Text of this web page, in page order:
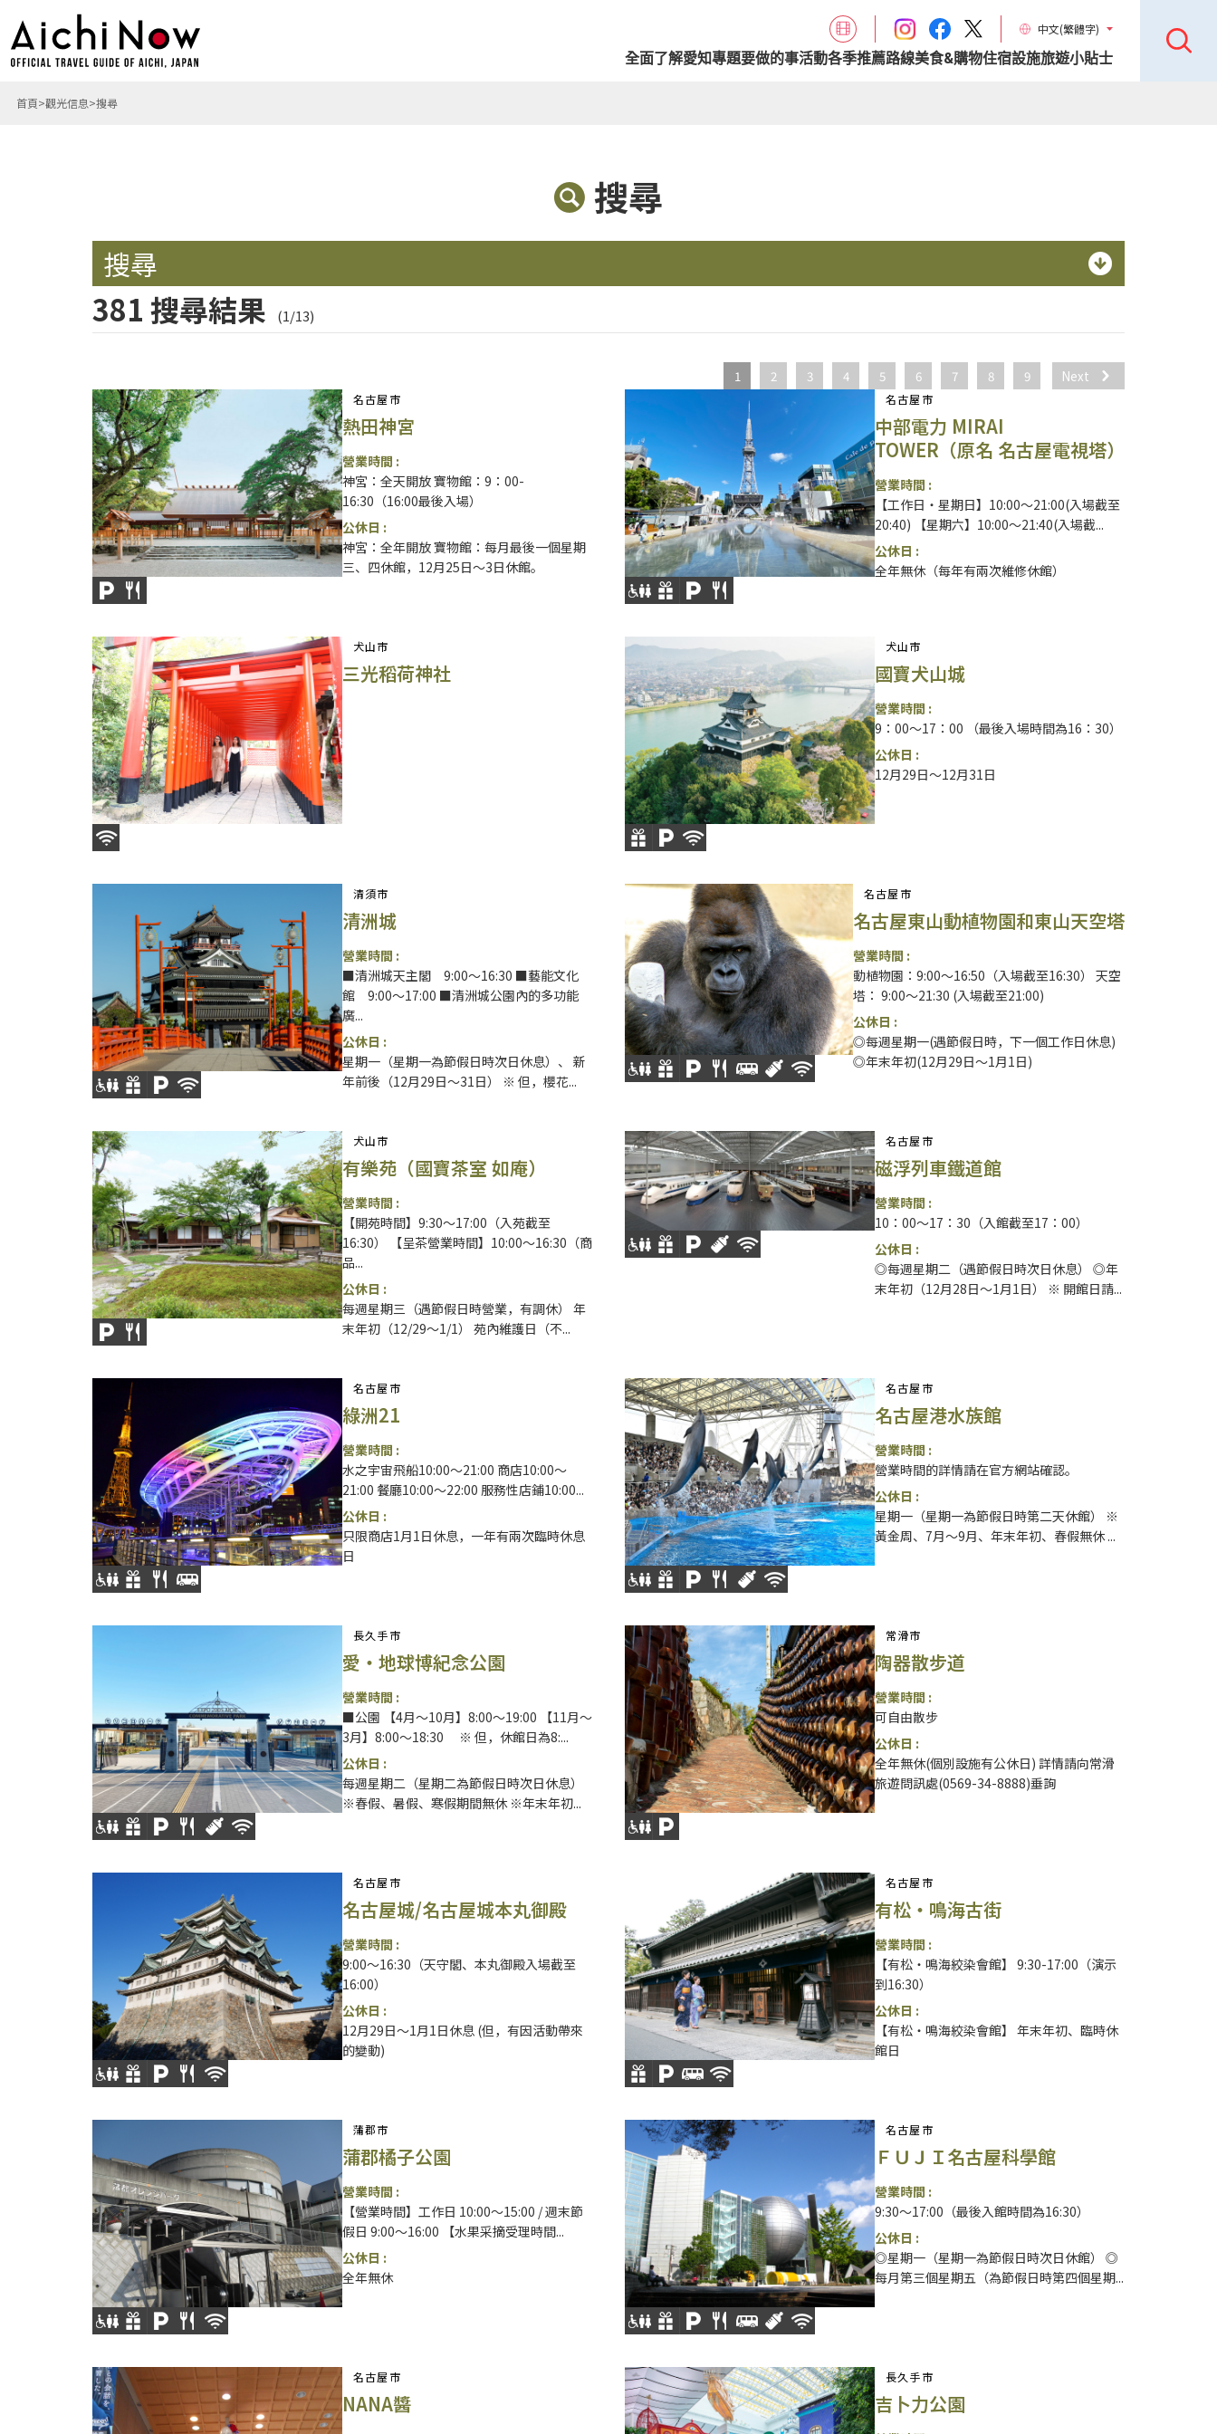
中文(繁體字)
全面了解愛知專題要做的事活動各季推薦路線美食&購物住宿設施旅遊小貼士
首頁 觀光信息 搜尋
搜尋
搜尋
381 搜尋結果 (1/13)
1 2 3 4 5 6 7 8 9 Next
名古屋市
熱田神宮
營業時間 :
神宮：全天開放 寶物館：9：00-
16:30（16:00最後入場）
公休日 :
神宮：全年開放 寶物館：每月最後一個星期
三、四休館，12月25日～3日休館。
名古屋市
中部電力 MIRAI
TOWER（原名 名古屋電視塔）
營業時間 :
【工作日・星期日】10:00～21:00(入場截至
20:40) 【星期六】10:00～21:40(入場截...
公休日 :
全年無休（每年有兩次維修休館）
犬山市
三光稻荷神社
犬山市
國寶犬山城
營業時間 :
9：00～17：00 （最後入場時間為16：30）
公休日 :
12月29日～12月31日
清須市
清洲城
營業時間 :
■清洲城天主閣 9:00～16:30 ■藝能文化
館 9:00～17:00 ■清洲城公園內的多功能
廣...
公休日 :
星期一（星期一為節假日時次日休息）、 新
年前後（12月29日～31日） ※ 但，櫻花...
名古屋市
名古屋東山動植物園和東山天空塔
營業時間 :
動植物園：9:00～16:50（入場截至16:30） 天空
塔： 9:00～21:30 (入場截至21:00)
公休日 :
◎每週星期一(遇節假日時，下一個工作日休息)
◎年末年初(12月29日～1月1日)
犬山市
有樂苑（國寶茶室 如庵）
營業時間 :
【開苑時間】9:30～17:00（入苑截至
16:30） 【呈茶營業時間】10:00～16:30（商
品...
公休日 :
每週星期三（遇節假日時營業，有調休） 年
末年初（12/29～1/1） 苑內維護日（不...
名古屋市
磁浮列車鐵道館
營業時間 :
10：00～17：30（入館截至17：00）
公休日 :
◎每週星期二（遇節假日時次日休息） ◎年
末年初（12月28日～1月1日） ※ 開館日請...
名古屋市
綠洲21
營業時間 :
水之宇宙飛船10:00〜21:00 商店10:00～
21:00 餐廳10:00～22:00 服務性店鋪10:00...
公休日 :
只限商店1月1日休息，一年有兩次臨時休息
日
名古屋市
名古屋港水族館
營業時間 :
營業時間的詳情請在官方網站確認。
公休日 :
星期一（星期一為節假日時第二天休館） ※
黃金周、7月～9月、年末年初、春假無休 ...
長久手市
愛・地球博紀念公園
營業時間 :
■公園 【4月～10月】8:00～19:00 【11月～
3月】8:00～18:30 ※ 但，休館日為8:...
公休日 :
每週星期二（星期二為節假日時次日休息）
※春假、暑假、寒假期間無休 ※年末年初...
常滑市
陶器散步道
營業時間 :
可自由散步
公休日 :
全年無休(個別設施有公休日) 詳情請向常滑
旅遊問訊處(0569-34-8888)垂詢
名古屋市
名古屋城/名古屋城本丸御殿
營業時間 :
9:00～16:30（天守閣、本丸御殿入場截至
16:00）
公休日 :
12月29日～1月1日休息 (但，有因活動帶來
的變動)
名古屋市
有松・鳴海古街
營業時間 :
【有松・鳴海絞染會館】 9:30-17:00（演示
到16:30）
公休日 :
【有松・鳴海絞染會館】 年末年初、臨時休
館日
蒲郡市
蒲郡橘子公園
營業時間 :
【營業時間】工作日 10:00～15:00 / 週末節
假日 9:00～16:00 【水果采摘受理時間...
公休日 :
全年無休
名古屋市
ＦＵＪＩ名古屋科學館
營業時間 :
9:30～17:00（最後入館時間為16:30）
公休日 :
◎星期一（星期一為節假日時次日休館） ◎
每月第三個星期五（為節假日時第四個星期...
名古屋市
NANA醬
長久手市
吉卜力公園